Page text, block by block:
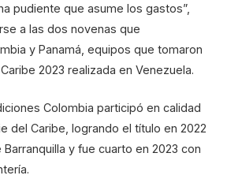
pudiente que asume los gastos”,
a las dos novenas que
y Panamá, equipos que tomaron
2023 realizada en Venezuela.
Colombia participó en calidad
del Caribe, logrando el título en 2022
y fue cuarto en 2023 con